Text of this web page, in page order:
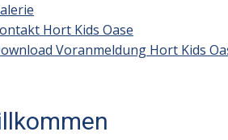
Hort Kids Oase
Voranmeldung Hort Kids